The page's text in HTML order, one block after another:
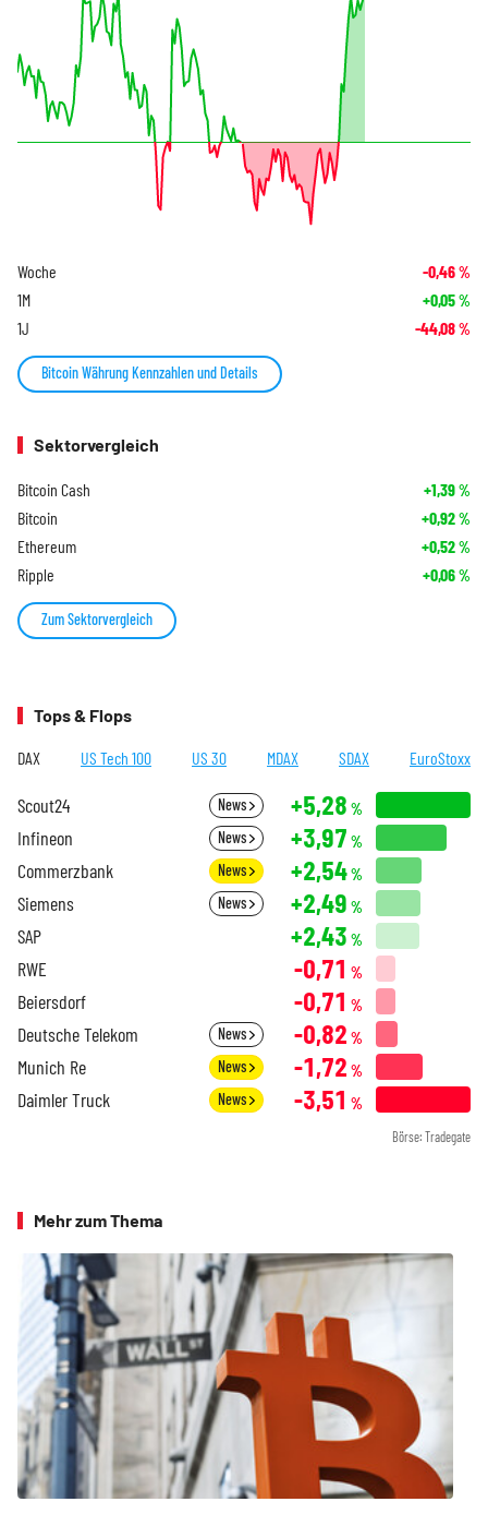
Woche -0,46%
1M +0,05%
1J -44,08%
Bitcoin Währung Kennzahlen und Details
Sektorvergleich
Bitcoin Cash +1,39%
Bitcoin +0,92%
Ethereum +0,52%
Ripple +0,06%
Zum Sektorvergleich
Tops & Flops
DAX US Tech 100 US 30 MDAX SDAX EuroStoxx
Scout24 News +5,28 %
Infineon News +3,97 %
Commerzbank News +2,54%
Siemens News +2,49 %
SAP +2,43 %
RWE -0,71 %
Beiersdorf -0,71 %
Deutsche Telekom News -0,82 %
Munich Re News -1,72 %
Daimler Truck News -3,51 %
Börse: Tradegate
Mehr zum Thema